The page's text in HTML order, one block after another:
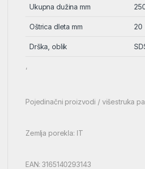
Ukupna dužina mm
Oštrica dleta mm 20
Drška, oblik
‘
Pojedinačni proizvodi / višestruka
Zemlja porekla: IT
EAN: 3165140293143